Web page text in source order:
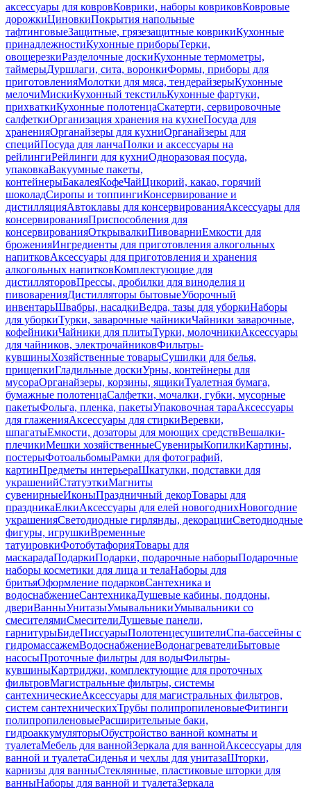
аксессуары для ковровКоврики, наборы ковриковКовровые
дорожкиЦиновкиПокрытия напольные
тафтинговыеЗащитные, грязезащитные коврикиКухонные
принадлежностиКухонные приборыТерки,
овощерезкиРазделочные доскиКухонные термометры,
таймерыДуршлаги, сита, воронкиФормы, приборы для
приготовленияМолотки для мяса, тендерайзерыКухонные
мелочиМискиКухонный текстильКухонные фартуки,
прихваткиКухонные полотенцаСкатерти, сервировочные
салфеткиОрганизация хранения на кухнеПосуда для
храненияОрганайзеры для кухниОрганайзеры для
специйПосуда для ланчаПолки и аксессуары на
рейлингиРейлинги для кухниОдноразовая посуда,
упаковкаВакуумные пакеты,
контейнерыБакалеяКофеЧайЦикорий, какао, горячий
шоколадСиропы и топпингиКонсервирование и
дистилляцияАвтоклавы для консервированияАксессуары для
консервированияПриспособления для
консервированияОткрывалкиПивоварниЕмкости для
броженияИнгредиенты для приготовления алкогольных
напитковАксессуары для приготовления и хранения
алкогольных напитковКомплектующие для
дистилляторовПрессы, дробилки для виноделия и
пивоваренияДистилляторы бытовыеУборочный
инвентарьШвабры, насадкиВедра, тазы для уборкиНаборы
для уборкиТурки, заварочные чайникиЧайники заварочные,
кофейникиЧайники для плитыТурки, молочникиАксессуары
для чайников, электрочайниковФильтры-
кувшиныХозяйственные товарыСушилки для белья,
прищепкиГладильные доскиУрны, контейнеры для
мусораОрганайзеры, корзины, ящикиТуалетная бумага,
бумажные полотенцаСалфетки, мочалки, губки, мусорные
пакетыФольга, пленка, пакетыУпаковочная тараАксессуары
для глаженияАксессуары для стиркиВеревки,
шпагатыЕмкости, дозаторы для моющих средствВешалки-
плечикиМешки хозяйственныеСувенирыКопилкиКартины,
постерыФотоальбомыРамки для фотографий,
картинПредметы интерьераШкатулки, подставки для
украшенийСтатуэткиМагниты
сувенирныеИконыПраздничный декорТовары для
праздникаЕлкиАксессуары для елей новогоднихНовогодние
украшенияСветодиодные гирлянды, декорацииСветодиодные
фигуры, игрушкиВременные
татуировкиФотобутафорияТовары для
маскарадаПодаркиПодарки, подарочные наборыПодарочные
наборы косметики для лица и телаНаборы для
бритьяОформление подарковСантехника и
водоснабжениеСантехникаДушевые кабины, поддоны,
двериВанныУнитазыУмывальникиУмывальники со
смесителямиСмесителиДушевые панели,
гарнитурыБидеПиссуарыПолотенцесушителиСпа-бассейны с
гидромассажемВодоснабжениеВодонагревателиБытовые
насосыПроточные фильтры для водыФильтры-
кувшиныКартриджи, комплектующие для проточных
фильтровМагистральные фильтры, системы
сантехническиеАксессуары для магистральных фильтров,
систем сантехническихТрубы полипропиленовыеФитинги
полипропиленовыеРасширительные баки,
гидроаккумуляторыОбустройство ванной комнаты и
туалетаМебель для ваннойЗеркала для ваннойАксессуары для
ванной и туалетаСиденья и чехлы для унитазаШторки,
карнизы для ванныСтеклянные, пластиковые шторки для
ванныНаборы для ванной и туалетаЗеркала